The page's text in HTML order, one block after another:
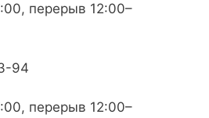
перерыв 12:00–
94
перерыв 12:00–